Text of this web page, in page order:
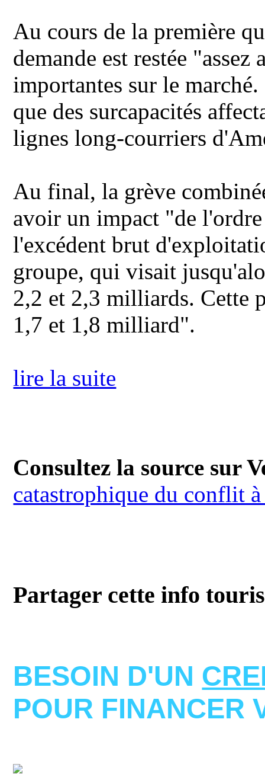
Au cours de la première
demande est restée
importantes sur le
que des surcapacités
lignes long-courriers
Au final, la grève
avoir un impact "de
l'excédent brut
groupe, qui visait
2,2 et 2,3 milliards. Cette
1,7 et 1,8 milliard".
lire la suite
Consultez la source sur
catastrophique du conflit
Partager cette info
BESOIN D'UN
POUR FINANCER